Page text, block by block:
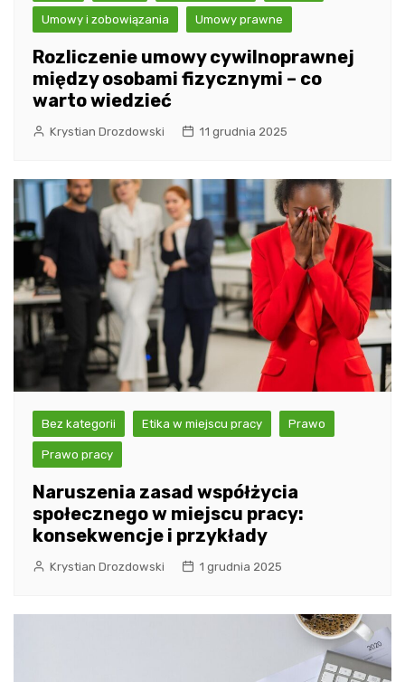
Umowy i zobowiązania Umowy prawne
Rozliczenie umowy cywilnoprawnej
między osobami fizycznymi – co
warto wiedzieć
Krystian Drozdowski 11 grudnia 2025
Bez kategorii Etika w miejscu pracy Prawo
Prawo pracy
Naruszenia zasad współżycia
społecznego w miejscu pracy:
konsekwencje i przykłady
Krystian Drozdowski 1 grudnia 2025